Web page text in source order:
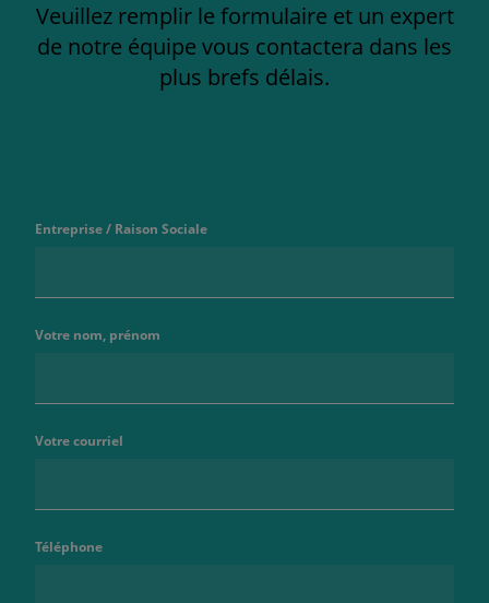
Veuillez remplir le formulaire et un expert
de notre équipe vous contactera dans les
plus brefs délais.
Entreprise / Raison Sociale
Votre nom, prénom
Votre courriel
Téléphone